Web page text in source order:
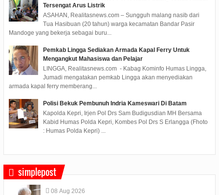
Tersengat Arus Listrik
ASAHAN, Realitasnews.com – Sungguh malang nasib dari
Tua Hasibuan (20 tahun) warga kecamatan Bandar Pasir
Mandoge yang bekerja sebagai buru...
Pemkab Lingga Sediakan Armada Kapal Ferry Untuk
Mengangkut Mahasiswa dan Pelajar
LINGGA, Realitasnews.com - Kabag Kominfo Humas Lingga,
Jumadi mengatakan pemkab Lingga akan menyediakan
armada kapal ferry memberang...
Polisi Bekuk Pembunuh Indria Kameswari Di Batam
Kapolda Kepri, Irjen Pol Drs Sam Budigusdian MH Bersama
Kabid Humas Polda Kepri, Kombes Pol Drs S Erlangga (Fhoto
: Humas Polda Kepri) ...
simplepost
08 Aug 2026